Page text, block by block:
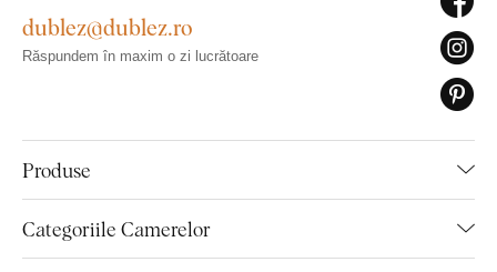
Produse
Categoriile Camerelor
dublez@dublez.ro
Răspundem în maxim o zi lucrătoare